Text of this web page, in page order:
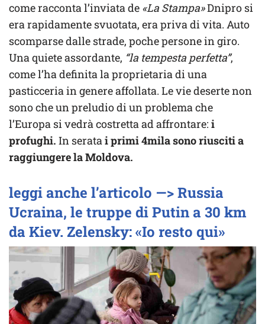
come racconta l’inviata de «La Stampa»Dnipro si
era rapidamente svuotata, era priva di vita. Auto
scomparse dalle strade, poche persone in giro.
Una quiete assordante, “la tempesta perfetta”,
come l’ha definita la proprietaria di una
pasticceria in genere affollata. Le vie deserte non
sono che un preludio di un problema che
l’Europa si vedrà costretta ad affrontare: i
profughi. In seratai primi 4mila sono riusciti a
raggiungere la Moldova.
leggi anche l’articolo —> Russia
Ucraina, le truppe di Putin a 30 km
da Kiev. Zelensky: «Io resto qui»